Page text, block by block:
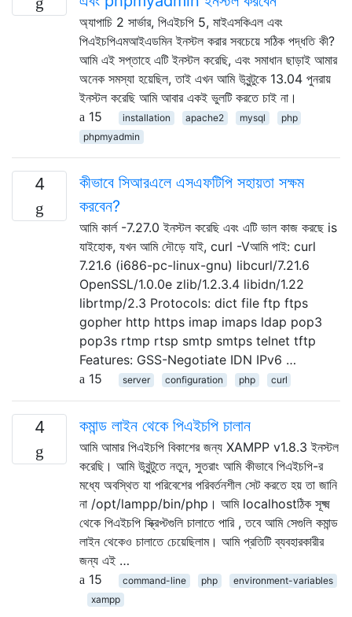
অ্যাপাচি 2 সার্ভার, পিএইচপি 5, মাইএসকিএল এবং
পিএইচপিএমআইএডমিন ইনস্টল করার সবচেয়ে সঠিক পদ্ধতি কী?
আমি এই সপ্তাহে এটি ইনস্টল করেছি, এবং সমাধান ছাড়াই আমার
অনেক সমস্যা হয়েছিল, তাই এখন আমি উবুন্টুকে 13.04 পুনরায়
ইনস্টল করেছি আমি আবার একই ভুলটি করতে চাই না।
15
installation apache2 mysql
php
phpmyadmin
4
কীভাবে সিআরএলে এসএফটিপি সহায়তা সক্ষম
করবেন?
আমি কার্ল -7.27.0 ইনস্টল করেছি এবং এটি ভাল কাজ করছে is
যাইহোক, যখন আমি দৌড়ে যাই, curl -Vআমি পাই: curl
7.21.6 (i686-pc-linux-gnu) libcurl/7.21.6
OpenSSL/1.0.0e zlib/1.2.3.4 libidn/1.22
librtmp/2.3 Protocols: dict file ftp ftps
gopher http https imap imaps ldap pop3
pop3s rtmp rtsp smtp smtps telnet tftp
Features: GSS-Negotiate IDN IPv6 …
15
server configuration php curl
4 কমান্ড লাইন থেকে পিএইচপি চালান
আমি আমার পিএইচপি বিকাশের জন্য XAMPP v1.8.3 ইনস্টল
করেছি। আমি উবুন্টুতে নতুন, সুতরাং আমি কীভাবে পিএইচপি-র
মধ্যে অবস্থিত যা পরিবেশের পরিবর্তনশীল সেট করতে হয় তা জানি
না /opt/lampp/bin/php। আমি localhostঠিক সূক্ষ্ম
থেকে পিএইচপি স্ক্রিপ্টগুলি চালাতে পারি , তবে আমি সেগুলি কমান্ড
লাইন থেকেও চালাতে চেয়েছিলাম। আমি প্রতিটি ব্যবহারকারীর
জন্য এই …
15
command-line php
environment-variables
xampp